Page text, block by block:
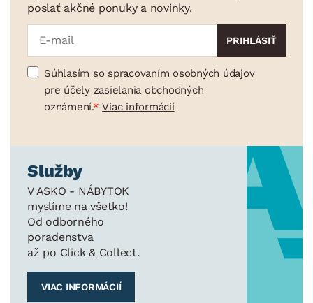
poslať akčné ponuky a novinky.
Súhlasím so spracovaním osobných údajov
pre účely zasielania obchodných
oznámení.
Viac informácií
Služby
V ASKO - NÁBYTOK
myslíme na všetko!
Od odborného
poradenstva
až po Click & Collect.
VIAC INFORMÁCIÍ